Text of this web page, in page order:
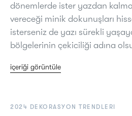
dönemlerde ister yazdan kalma
vereceği minik dokunuşları
isterseniz de yazı sürekli
bölgelerinin çekiciliği adına
içeriği görüntüle
2024 DEKORASYON TRENDLERI